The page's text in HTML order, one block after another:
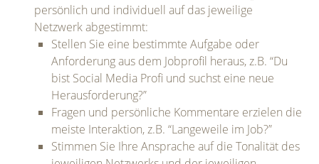
persönlich und individuell auf das jeweilige
Netzwerk abgestimmt:
Stellen Sie eine bestimmte Aufgabe oder
Anforderung aus dem Jobprofil heraus, z.B. “Du
bist Social Media Profi und suchst eine neue
Herausforderung?”
Fragen und persönliche Kommentare erzielen die
meiste Interaktion, z.B. “Langeweile im Job?”
Stimmen Sie Ihre Ansprache auf die Tonalität des